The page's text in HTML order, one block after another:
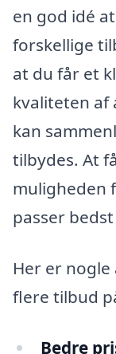
en god idé
forskellige
at du får et
kvaliteten af
kan
tilbydes. At
muligheden
passer
Her er
flere tilbud
Bedre